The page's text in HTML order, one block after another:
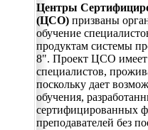
Центры
(ЦСО) призваны
обучение
продуктам системы
8". Проект ЦСО имеет
специалистов,
поскольку дает
обучения,
сертифицированных
преподавателей без